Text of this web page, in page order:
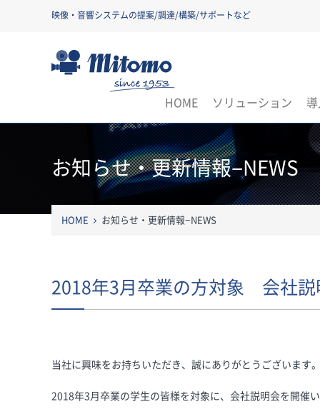
映像・音響システムの提案/調達/構築/サポートなど
HOME ソリューション
お知らせ・更新情報−NEWS
HOME お知らせ・更新情報−NEWS
2018年3月卒業の方対象 会社説
当社に興味をお持ちいただき、誠にありがとうございます。
2018年3月卒業の学生の皆様を対象に、会社説明会を開催い